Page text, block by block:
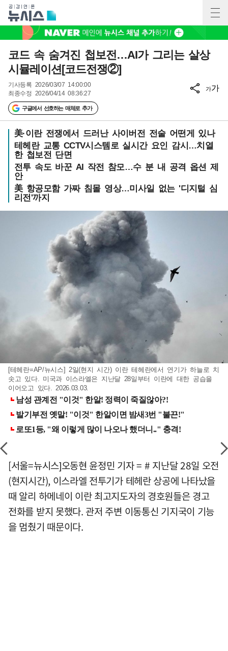
코드 속 숨겨진 첩보전…AI가 그리는 살상
시뮬레이션[코드전쟁②]
기사등록 2026/03/07 14:00:00
최종수정 2026/04/14 08:36:27
구글에서 선호하는 매체로 추가
가가
美·이란 전쟁에서 드러난 사이버전 전술 어떤게 있나
테헤란 교통 CCTV시스템로 실시간 요인 감시…치열
한 첩보전 단면
전투 속도 바꾼 AI 작전 참모…수 분 내 공격 옵션 제
안
美 항공모함 가짜 침몰 영상…미사일 없는 '디지털 심
리전'까지
[테헤란=AP/뉴시스] 2일(현지 시간) 이란 테헤란에서 연기가 하늘로 치
솟고 있다. 미국과 이스라엘은 지난달 28일부터 이란에 대한 공습을
이어오고 있다. 2026.03.03.
[서울=뉴시스]오동현 윤정민 기자 = # 지난달 28일 오전
(현지시간), 이스라엘 전투기가 테헤란 상공에 나타났을
때 알리 하메네이 이란 최고지도자의 경호원들은 경고
전화를 받지 못했다. 관저 주변 이동통신 기지국이 기능
을 멈췄기 때문이다.